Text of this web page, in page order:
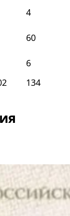
4
60
6
134